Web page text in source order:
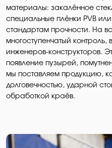
материалы: закалённое
специальные плёнки PVB
стандартам прочности. На
многоступенчатый контроль,
инженеров-конструкторов.
появление пузырей,
мы поставляем продукцию,
долговечностью, ударной
обработкой краёв.